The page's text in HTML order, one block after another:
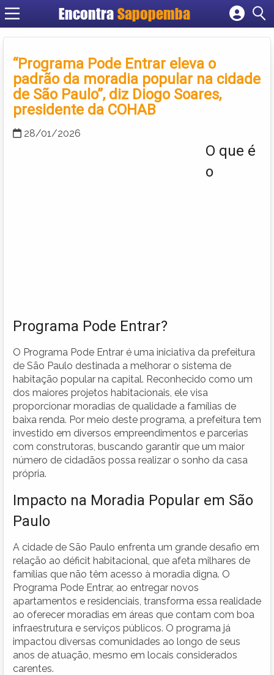
Encontra Sapopemba
Cadastrar empresa
Criar conta
“Programa Pode Entrar eleva o
padrão da moradia popular na cidade
de São Paulo”, diz Diogo Soares,
presidente da COHAB
28/01/2026
O que é
o
Programa Pode Entrar?
O Programa Pode Entrar é uma iniciativa da prefeitura
de São Paulo destinada a melhorar o sistema de
habitação popular na capital. Reconhecido como um
dos maiores projetos habitacionais, ele visa
proporcionar moradias de qualidade a famílias de
baixa renda. Por meio deste programa, a prefeitura tem
investido em diversos empreendimentos e parcerias
com construtoras, buscando garantir que um maior
número de cidadãos possa realizar o sonho da casa
própria.
Impacto na Moradia Popular em São
Paulo
A cidade de São Paulo enfrenta um grande desafio em
relação ao déficit habitacional, que afeta milhares de
famílias que não têm acesso à moradia digna. O
Programa Pode Entrar, ao entregar novos
apartamentos e residenciais, transforma essa realidade
ao oferecer moradias em áreas que contam com boa
infraestrutura e serviços públicos. O programa já
impactou diversas comunidades ao longo de seus
anos de atuação, mesmo em locais considerados
carentes.